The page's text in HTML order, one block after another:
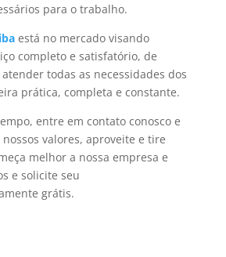
para o trabalho.
está no mercado visando
completo e satisfatório, de
todas as necessidades dos
prática, completa e constante.
entre em contato conosco e
valores, aproveite e tire
melhor a nossa empresa e
e solicite seu
grátis.